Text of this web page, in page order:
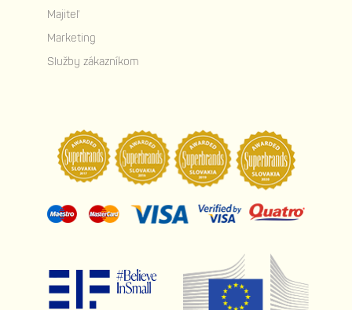
Majiteľ
Marketing
Služby zákazníkom